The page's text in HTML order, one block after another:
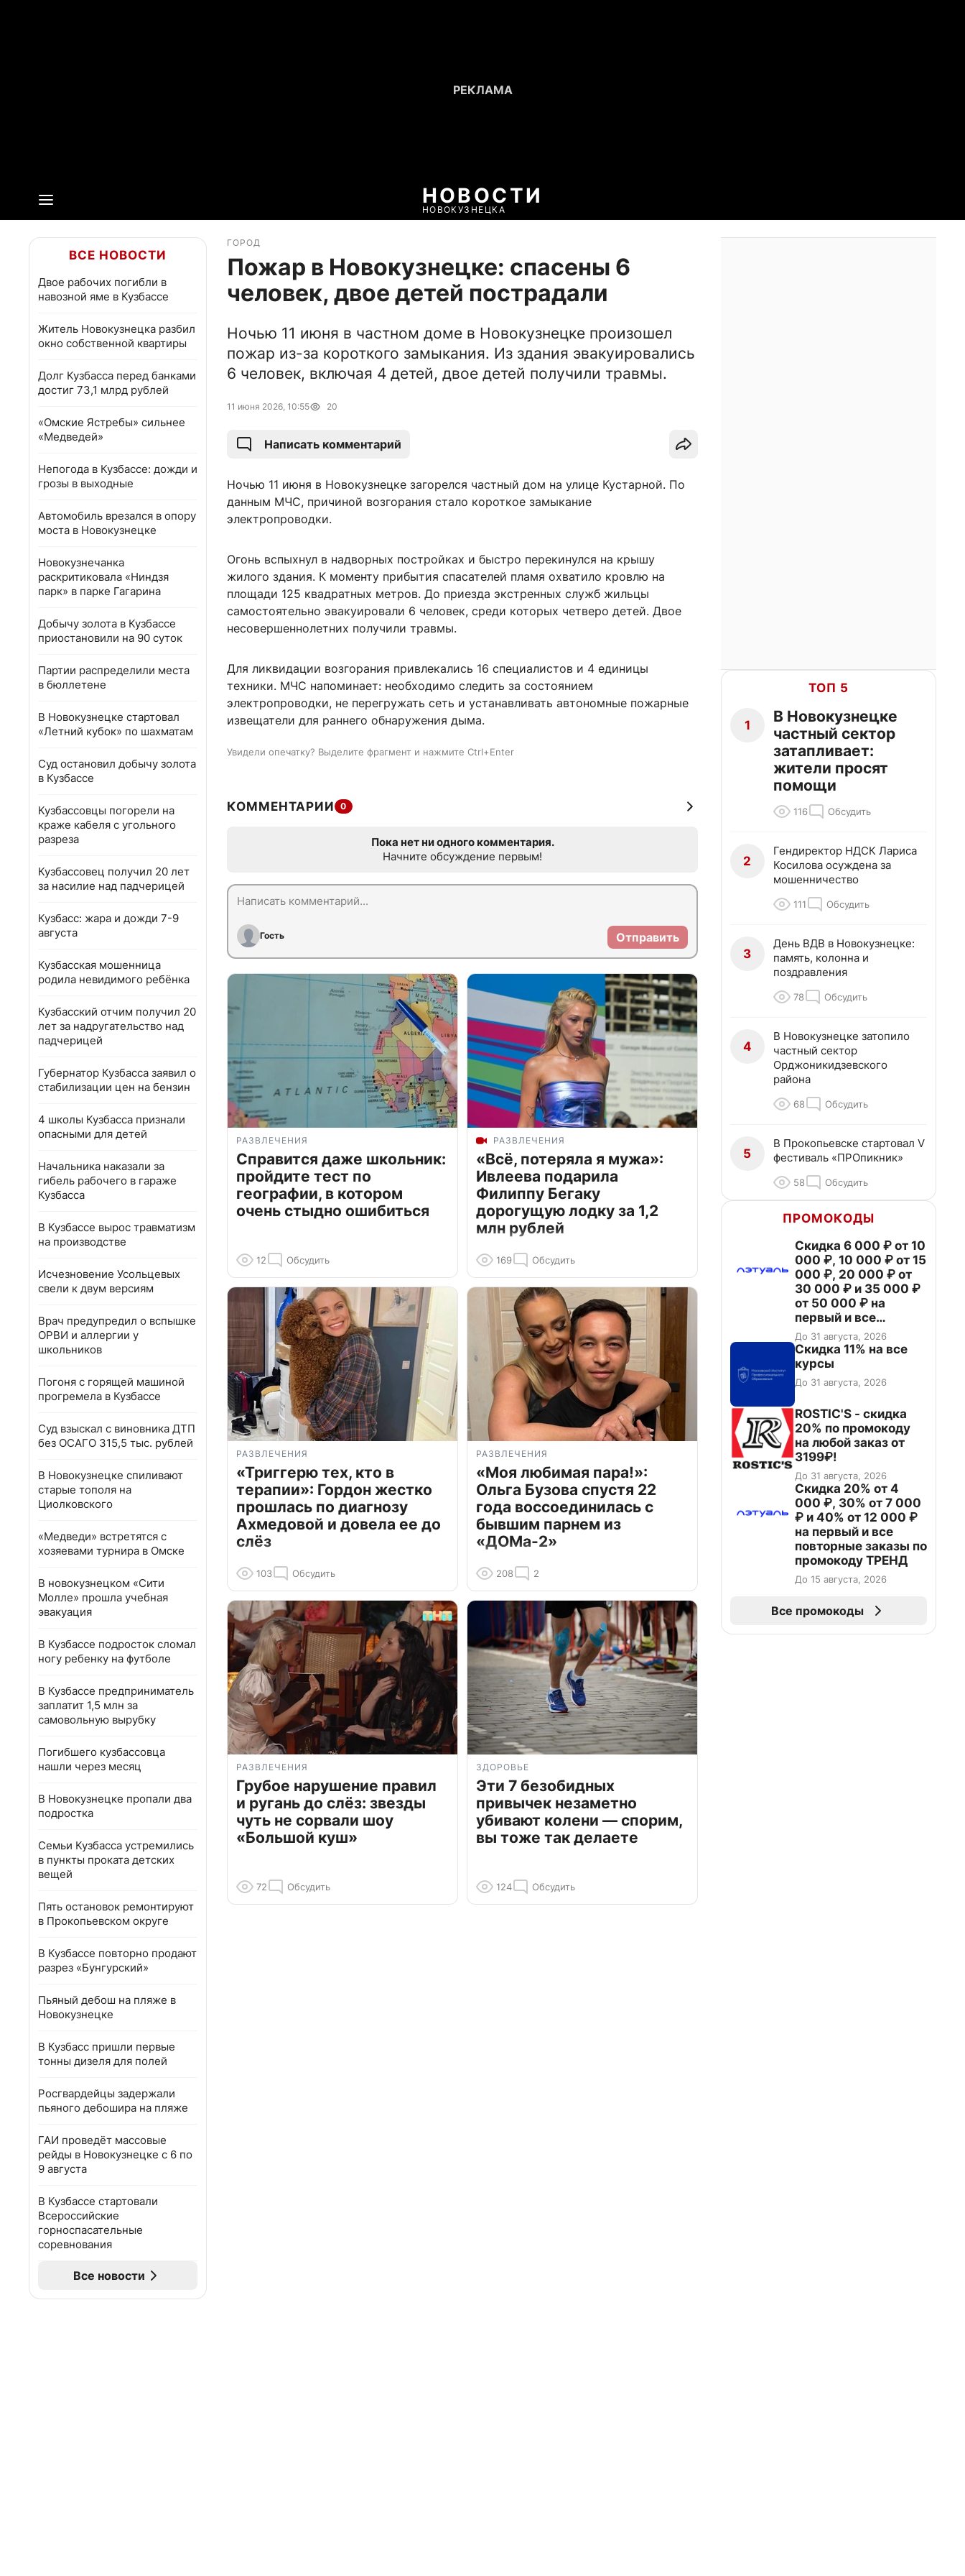
НОВОСТИ
НОВОКУЗНЕЦКА
ВСЕ НОВОСТИ
Двое рабочих погибли в
навозной яме в Кузбассе
Житель Новокузнецка разбил
окно собственной квартиры
Долг Кузбасса перед банками
достиг 73,1 млрд рублей
«Омские Ястребы» сильнее
«Медведей»
Непогода в Кузбассе: дожди и
грозы в выходные
Автомобиль врезался в опору
моста в Новокузнецке
Новокузнечанка
раскритиковала «Ниндзя
парк» в парке Гагарина
Добычу золота в Кузбассе
приостановили на 90 суток
Партии распределили места
в бюллетене
В Новокузнецке стартовал
«Летний кубок» по шахматам
Суд остановил добычу золота
в Кузбассе
Кузбассовцы погорели на
краже кабеля с угольного
разреза
Кузбассовец получил 20 лет
за насилие над падчерицей
Кузбасс: жара и дожди 7-9
августа
Кузбасская мошенница
родила невидимого ребёнка
Кузбасский отчим получил 20
лет за надругательство над
падчерицей
Губернатор Кузбасса заявил о
стабилизации цен на бензин
4 школы Кузбасса признали
опасными для детей
Начальника наказали за
гибель рабочего в гараже
Кузбасса
В Кузбассе вырос травматизм
на производстве
Исчезновение Усольцевых
свели к двум версиям
Врач предупредил о вспышке
ОРВИ и аллергии у
школьников
Погоня с горящей машиной
прогремела в Кузбассе
Суд взыскал с виновника ДТП
без ОСАГО 315,5 тыс. рублей
В Новокузнецке спиливают
старые тополя на
Циолковского
«Медведи» встретятся с
хозяевами турнира в Омске
В новокузнецком «Сити
Молле» прошла учебная
эвакуация
В Кузбассе подросток сломал
ногу ребенку на футболе
В Кузбассе предприниматель
заплатит 1,5 млн за
самовольную вырубку
Погибшего кузбассовца
нашли через месяц
В Новокузнецке пропали два
подростка
Семьи Кузбасса устремились
в пункты проката детских
вещей
Пять остановок ремонтируют
в Прокопьевском округе
В Кузбассе повторно продают
разрез «Бунгурский»
Пьяный дебош на пляже в
Новокузнецке
В Кузбасс пришли первые
тонны дизеля для полей
Росгвардейцы задержали
пьяного дебошира на пляже
ГАИ проведёт массовые
рейды в Новокузнецке с 6 по
9 августа
В Кузбассе стартовали
Всероссийские
горноспасательные
соревнования
Все новости
ГОРОД
Пожар в Новокузнецке: спасены 6
человек, двое детей пострадали
Ночью 11 июня в частном доме в Новокузнецке произошел
пожар из-за короткого замыкания. Из здания эвакуировались
6 человек, включая 4 детей, двое детей получили травмы.
11 июня 2026, 10:55 20
Написать комментарий
Ночью 11 июня в Новокузнецке загорелся частный дом на улице Кустарной. По
данным МЧС, причиной возгорания стало короткое замыкание
электропроводки.
Огонь вспыхнул в надворных постройках и быстро перекинулся на крышу
жилого здания. К моменту прибытия спасателей пламя охватило кровлю на
площади 125 квадратных метров. До приезда экстренных служб жильцы
самостоятельно эвакуировали 6 человек, среди которых четверо детей. Двое
несовершеннолетних получили травмы.
Для ликвидации возгорания привлекались 16 специалистов и 4 единицы
техники. МЧС напоминает: необходимо следить за состоянием
электропроводки, не перегружать сеть и устанавливать автономные пожарные
извещатели для раннего обнаружения дыма.
Увидели опечатку? Выделите фрагмент и нажмите Ctrl+Enter
КОММЕНТАРИИ 0
Пока нет ни одного комментария.
Начните обсуждение первым!
Гость Отправить
РАЗВЛЕЧЕНИЯ
Справится даже школьник:
пройдите тест по
географии, в котором
очень стыдно ошибиться
12 Обсудить
РАЗВЛЕЧЕНИЯ
«Всё, потеряла я мужа»:
Ивлеева подарила
Филиппу Бегаку
дорогущую лодку за 1,2
млн рублей
169 Обсудить
РАЗВЛЕЧЕНИЯ
«Триггерю тех, кто в
терапии»: Гордон жестко
прошлась по диагнозу
Ахмедовой и довела ее до
слёз
103 Обсудить
РАЗВЛЕЧЕНИЯ
«Моя любимая пара!»:
Ольга Бузова спустя 22
года воссоединилась с
бывшим парнем из
«ДОМа-2»
208 2
РАЗВЛЕЧЕНИЯ
Грубое нарушение правил
и ругань до слёз: звезды
чуть не сорвали шоу
«Большой куш»
72 Обсудить
ЗДОРОВЬЕ
Эти 7 безобидных
привычек незаметно
убивают колени — спорим,
вы тоже так делаете
124 Обсудить
ТОП 5
1
В Новокузнецке
частный сектор
затапливает:
жители просят
помощи
116 Обсудить
2
Гендиректор НДСК Лариса
Косилова осуждена за
мошенничество
111 Обсудить
3
День ВДВ в Новокузнецке:
память, колонна и
поздравления
78 Обсудить
4
В Новокузнецке затопило
частный сектор
Орджоникидзевского
района
68 Обсудить
5
В Прокопьевске стартовал V
фестиваль «ПРОпикник»
58 Обсудить
ПРОМОКОДЫ
Скидка 6 000 ₽ от 10
000 ₽, 10 000 ₽ от 15
000 ₽, 20 000 ₽ от
30 000 ₽ и 35 000 ₽
от 50 000 ₽ на
первый и все
повторные заказы по
промокоду НАБЕРИ
До 31 августа, 2026
Скидка 11% на все
курсы
До 31 августа, 2026
ROSTIC'S - скидка
20% по промокоду
на любой заказ от
3199₽!
До 31 августа, 2026
Скидка 20% от 4
000 ₽, 30% от 7 000
₽ и 40% от 12 000 ₽
на первый и все
повторные заказы по
промокоду ТРЕНД
До 15 августа, 2026
Все промокоды